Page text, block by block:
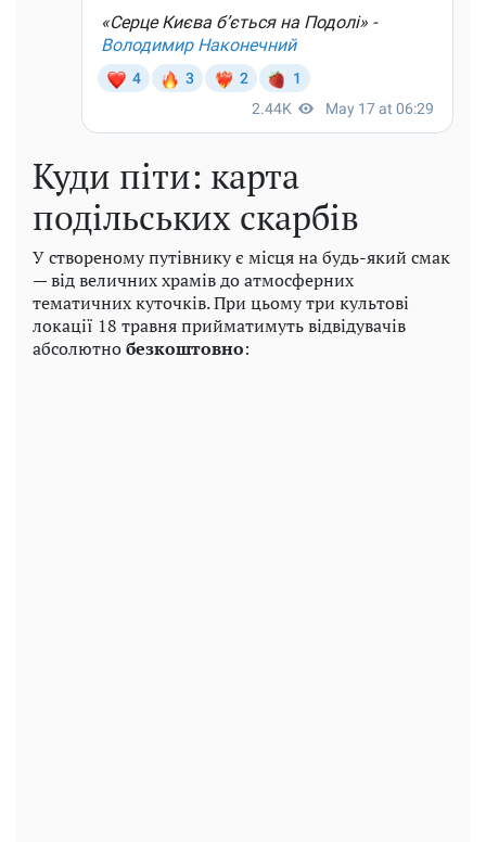
Куди піти: карта
подільських скарбів
У створеному путівнику є місця на будь-який смак
— від величних храмів до атмосферних
тематичних куточків. При цьому три культові
локації 18 травня прийматимуть відвідувачів
абсолютнобезкоштовно: